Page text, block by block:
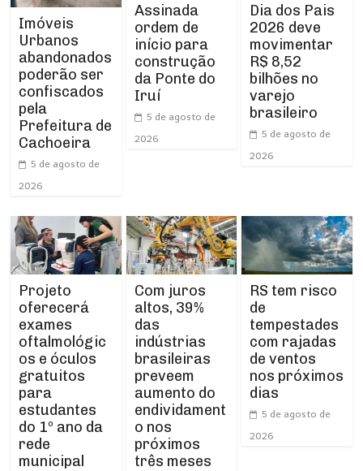
Imóveis
Urbanos
abandonados
poderão ser
confiscados
pela
Prefeitura de
Cachoeira
5 de agosto de
2026
Assinada
ordem de
início para
construção
da Ponte do
Iruí
5 de agosto de
2026
Dia dos Pais
2026 deve
movimentar
R$ 8,52
bilhões no
varejo
brasileiro
5 de agosto de
2026
Projeto
oferecerá
exames
oftalmológic
os e óculos
gratuitos
para
estudantes
do 1º ano da
rede
municipal
Com juros
altos, 39%
das
indústrias
brasileiras
preveem
aumento do
endividament
o nos
próximos
três meses
RS tem risco
de
tempestades
com rajadas
de ventos
nos próximos
dias
5 de agosto de
2026